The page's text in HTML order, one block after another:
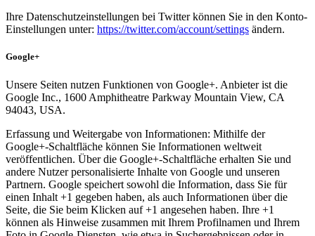
Ihre Datenschutzeinstellungen bei Twitter können Sie in den Konto-
Einstellungen unter: https://twitter.com/account/settings ändern.
Google+
Unsere Seiten nutzen Funktionen von Google+. Anbieter ist die
Google Inc., 1600 Amphitheatre Parkway Mountain View, CA
94043, USA.
Erfassung und Weitergabe von Informationen: Mithilfe der
Google+-Schaltfläche können Sie Informationen weltweit
veröffentlichen. Über die Google+-Schaltfläche erhalten Sie und
andere Nutzer personalisierte Inhalte von Google und unseren
Partnern. Google speichert sowohl die Information, dass Sie für
einen Inhalt +1 gegeben haben, als auch Informationen über die
Seite, die Sie beim Klicken auf +1 angesehen haben. Ihre +1
können als Hinweise zusammen mit Ihrem Profilnamen und Ihrem